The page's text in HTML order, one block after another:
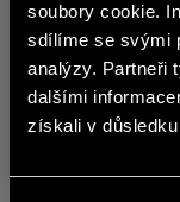
soubory cookie.
sdílíme se svými
analýzy. Partneři
dalšími
získali v
Produkt
Mionetto
Ready To
Obsah
vhodný